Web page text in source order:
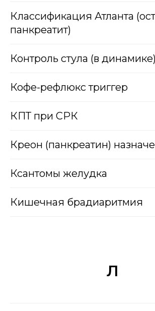
Классификация Атланта
панкреатит)
Контроль стула (в динамике)
Кофе-рефлюкс триггер
КПТ при СРК
Креон (панкреатин)
Ксантомы желудка
Кишечная брадиаритмия
Л